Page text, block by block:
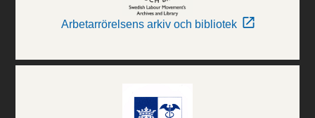
Arbetarrörelsens arkiv och bibliotek